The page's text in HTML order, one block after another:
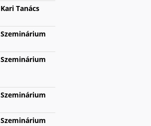
Kari Tanács
Szeminárium
Szeminárium
Szeminárium
Szeminárium